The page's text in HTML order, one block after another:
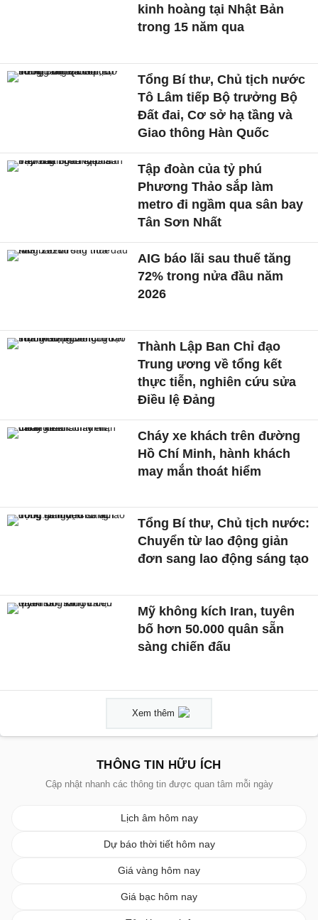
kinh hoàng tại Nhật Bản
trong 15 năm qua
Tổng Bí thư, Chủ tịch nước
Tô Lâm tiếp Bộ trưởng Bộ
Đất đai, Cơ sở hạ tầng và
Giao thông Hàn Quốc
Tập đoàn của tỷ phú
Phương Thảo sắp làm
metro đi ngầm qua sân bay
Tân Sơn Nhất
AIG báo lãi sau thuế tăng
72% trong nửa đầu năm
2026
Thành Lập Ban Chỉ đạo
Trung ương về tổng kết
thực tiễn, nghiên cứu sửa
Điều lệ Đảng
Cháy xe khách trên đường
Hồ Chí Minh, hành khách
may mắn thoát hiểm
Tổng Bí thư, Chủ tịch nước:
Chuyển từ lao động giản
đơn sang lao động sáng tạo
Mỹ không kích Iran, tuyên
bố hơn 50.000 quân sẵn
sàng chiến đấu
Xem thêm
THÔNG TIN HỮU ÍCH
Cập nhật nhanh các thông tin được quan tâm mỗi ngày
Lịch âm hôm nay
Dự báo thời tiết hôm nay
Giá vàng hôm nay
Giá bạc hôm nay